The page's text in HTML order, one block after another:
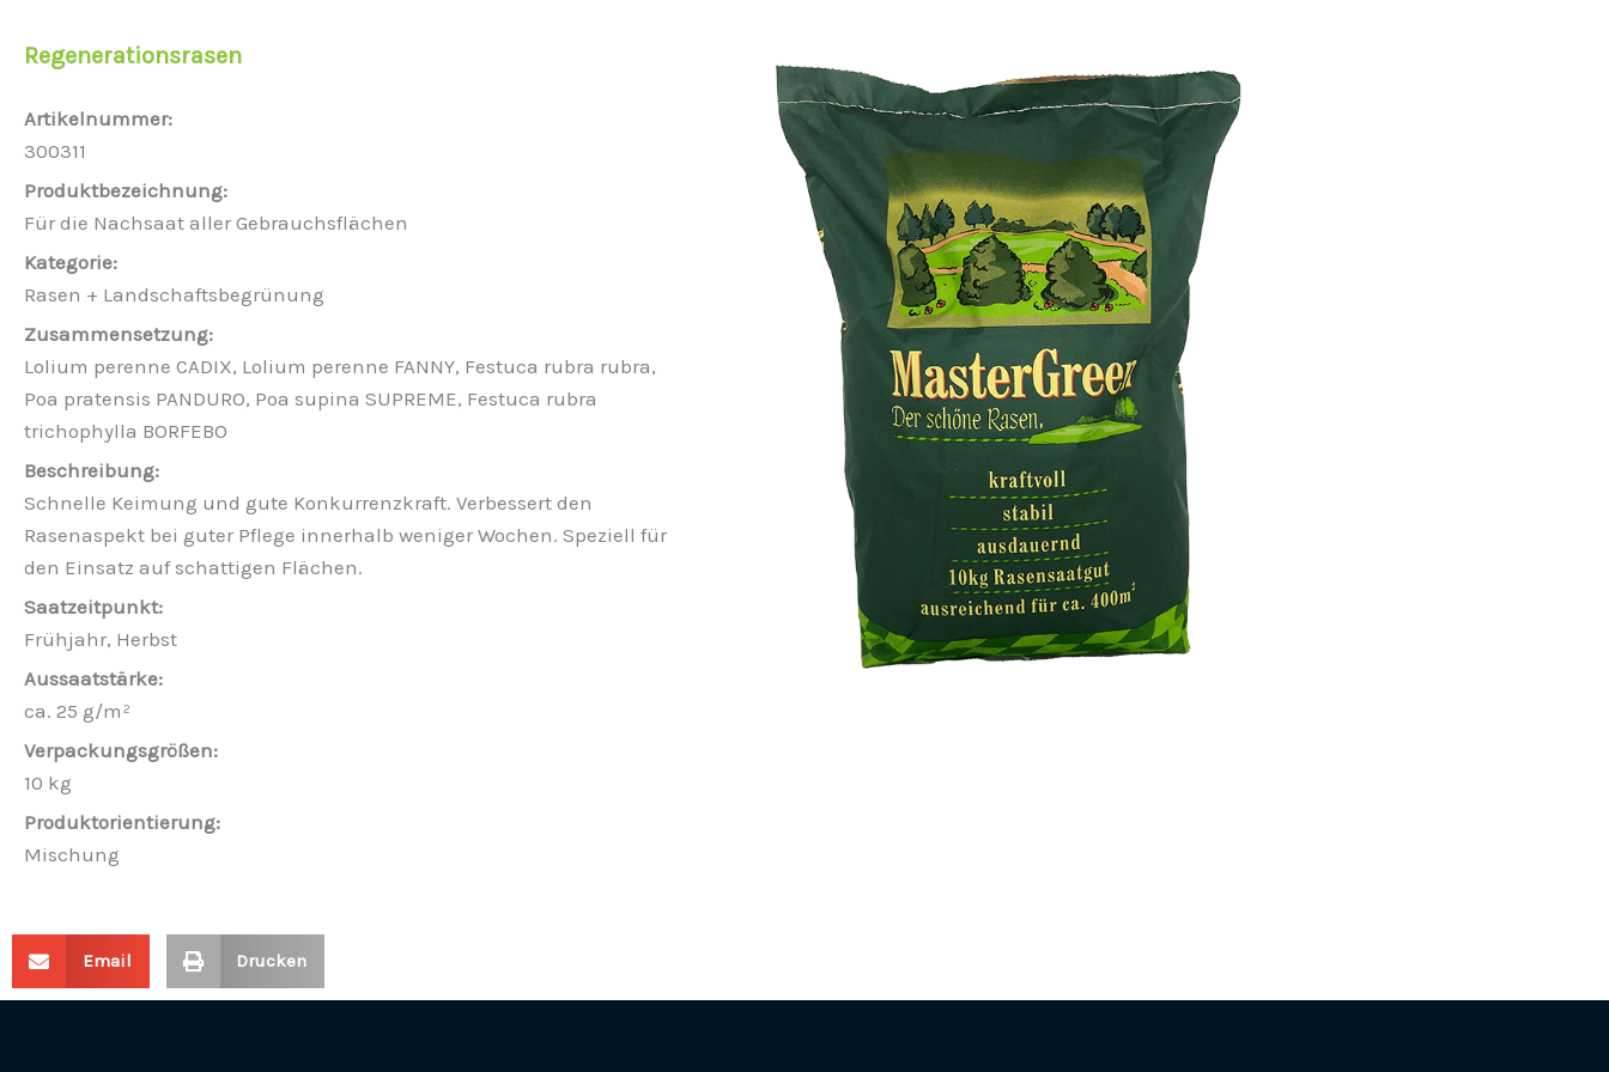
Regenerationsrasen
300311
Für die Nachsaat aller Gebrauchsflächen
Rasen + Landschaftsbegrünung
Lolium perenne CADIX, Lolium perenne FANNY, Festuca rubra rubra,
Poa pratensis PANDURO, Poa supina SUPREME, Festuca rubra
trichophylla BORFEBO
Schnelle Keimung und gute Konkurrenzkraft. Verbessert den
Rasenaspekt bei guter Pflege innerhalb weniger Wochen. Speziell für
den Einsatz auf schattigen Flächen.
Frühjahr, Herbst
ca. 25 g/m²
10 kg
Mischung
Email Drucken